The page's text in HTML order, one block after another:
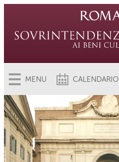
MENU CALENDARIO